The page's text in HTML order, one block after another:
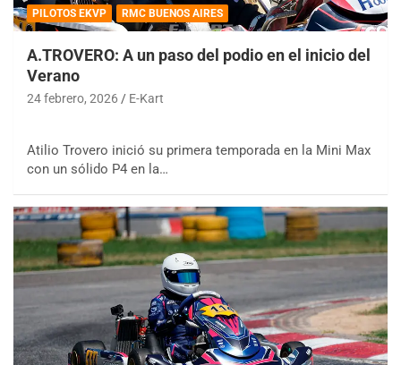
PILOTOS EKVP RMC BUENOS AIRES
A.TROVERO: A un paso del podio en el inicio del
Verano
24 febrero, 2026 E-Kart
Atilio Trovero inició su primera temporada en la Mini Max
con un sólido P4 en la…